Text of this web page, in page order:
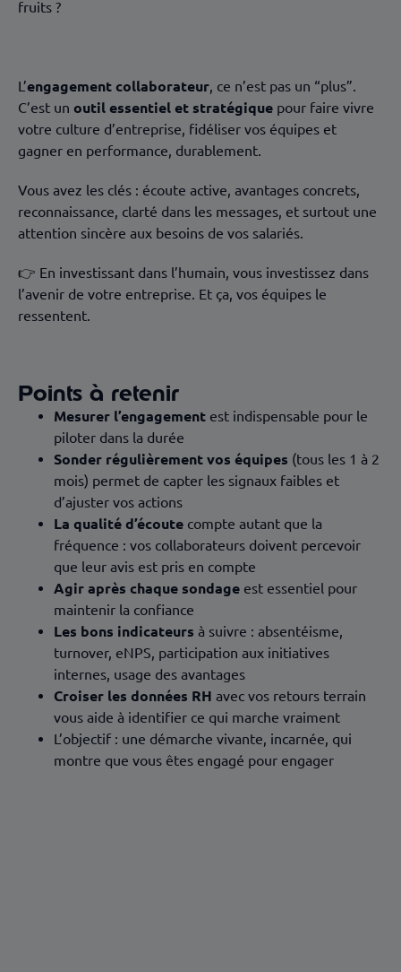
fruits ?
L’engagement collaborateur, ce n’est pas un “plus”.
C’est un outil essentiel et stratégique pour faire vivre
votre culture d’entreprise, fidéliser vos équipes et
gagner en performance, durablement.
Vous avez les clés : écoute active, avantages concrets,
reconnaissance, clarté dans les messages, et surtout une
attention sincère aux besoins de vos salariés.
👉 En investissant dans l’humain, vous investissez dans
l’avenir de votre entreprise. Et ça, vos équipes le
ressentent.
Points à retenir
Mesurer l’engagement est indispensable pour le
piloter dans la durée
Sonder régulièrement vos équipes (tous les 1 à 2
mois) permet de capter les signaux faibles et
d’ajuster vos actions
La qualité d’écoute compte autant que la
fréquence : vos collaborateurs doivent percevoir
que leur avis est pris en compte
Agir après chaque sondage est essentiel pour
maintenir la confiance
Les bons indicateurs à suivre : absentéisme,
turnover, eNPS, participation aux initiatives
internes, usage des avantages
Croiser les données RH avec vos retours terrain
vous aide à identifier ce qui marche vraiment
L’objectif : une démarche vivante, incarnée, qui
montre que vous êtes engagé pour engager